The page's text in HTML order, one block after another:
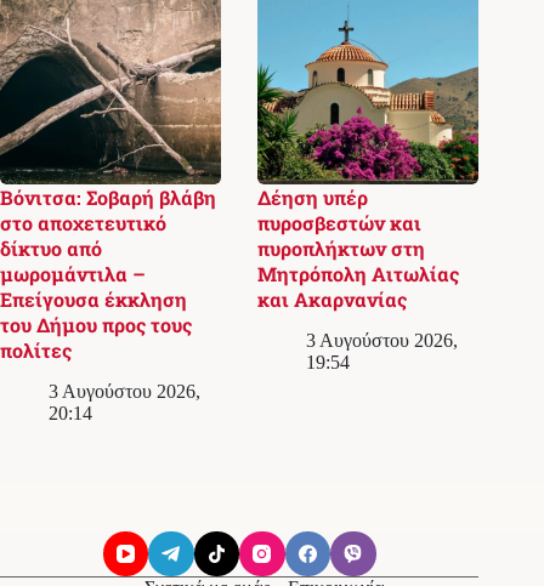
Βόνιτσα: Σοβαρή βλάβη
στο αποχετευτικό
δίκτυο από
μωρομάντιλα –
Επείγουσα έκκληση
του Δήμου προς τους
πολίτες
3 Αυγούστου 2026,
20:14
Δέηση υπέρ
πυροσβεστών και
πυροπλήκτων στη
Μητρόπολη Αιτωλίας
και Ακαρνανίας
3 Αυγούστου 2026,
19:54